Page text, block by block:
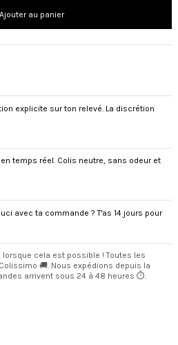
Ajouter au panier
explicite sur ton relevé. La discrétion
temps réel. Colis neutre, sans odeur et
avec ta commande ? T'as 14 jours pour
cela est possible ! Toutes les
🚚. Nous expédions depuis la
arrivent sous 24 à 48 heures ⏱️.